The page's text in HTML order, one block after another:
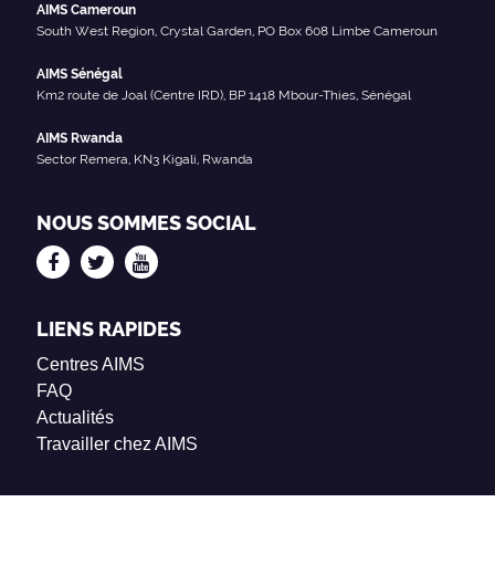
AIMS Cameroun
South West Region, Crystal Garden, PO Box 608 Limbe Cameroun
AIMS Sénégal
Km2 route de Joal (Centre IRD), BP 1418 Mbour-Thies, Sénégal
AIMS Rwanda
Sector Remera, KN3 Kigali, Rwanda
NOUS SOMMES SOCIAL
LIENS RAPIDES
Centres AIMS
FAQ
Actualités
Travailler chez AIMS